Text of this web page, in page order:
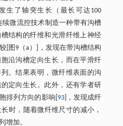
生了轴突生长（最长可达100
续微流控技术制造一种带有沟槽
结构的纤维和光滑纤维上神经
[图9（a）]，发现在带沟槽结构
沿沟槽定向生长，而在平滑纤
。结果表明，微纤维表面的沟
定向生长。此外，还有学者研
排列方向的影响[ 93]，发现成纤
时，随着微纤维尺寸的减小，
增加。